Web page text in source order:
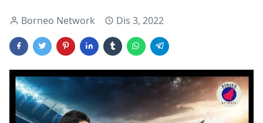
Borneo Network Dis 3, 2022